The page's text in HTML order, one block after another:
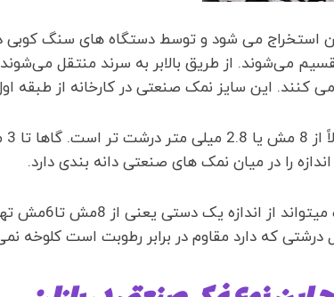
استخراج می شود و توسط دستگاه های سنگ کوبی
می‌شوند. از طریق بالابر به سرند منتقل
کنند. این سایز نمک صنعتی در کارخانه از طبقه
را در میان نمک های صنعتی دانه بندی دارد.
البته این نوع
درشتی که دارد مقاوم در برابر رطوبت است کلوخه